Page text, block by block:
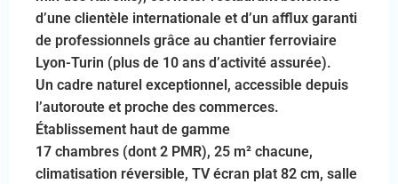
d’une clientèle internationale et d’un afflux garanti
de professionnels grâce au chantier ferroviaire
Lyon-Turin (plus de 10 ans d’activité assurée).
Un cadre naturel exceptionnel, accessible depuis
l’autoroute et proche des commerces.
Établissement haut de gamme
17 chambres (dont 2 PMR), 25 m² chacune,
climatisation réversible, TV écran plat 82 cm, salle